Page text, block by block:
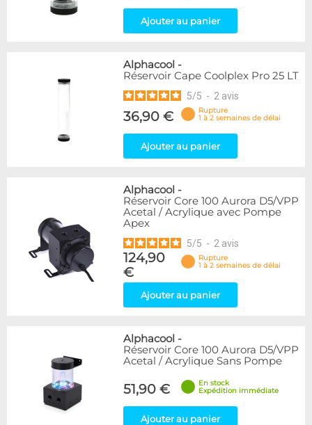
Ajouter au panier
Alphacool -
Réservoir Cape Coolplex Pro 25 LT
5/5 - 2 avis
36,90 €
Rupture
1 à 2 semaines de délai
Ajouter au panier
Alphacool -
Réservoir Core 100 Aurora D5/VPP
Acetal / Acrylique avec Pompe
Apex
5/5 - 2 avis
124,90
€
Rupture
1 à 2 semaines de délai
Ajouter au panier
Alphacool -
Réservoir Core 100 Aurora D5/VPP
Acetal / Acrylique Sans Pompe
51,90 €
En stock
Expédition immédiate
Ajouter au panier